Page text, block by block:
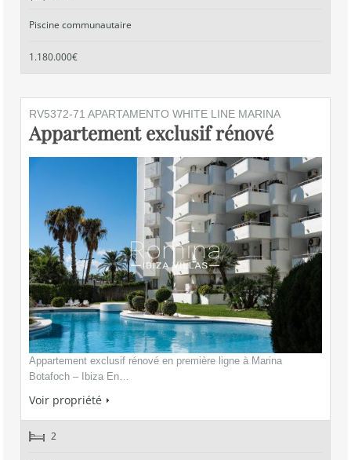
Piscine communautaire
1.180.000€
RV5372-71 APARTAMENTO WHITE LINE MARINA
Appartement exclusif rénové
Appartement exclusif rénové en première ligne à Marina
Botafoch – Ibiza En…
Voir propriété
2